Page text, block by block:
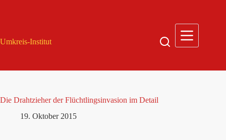
Umkreis-Institut
Die Drahtzieher der Flüchtlingsinvasion im Detail
19. Oktober 2015